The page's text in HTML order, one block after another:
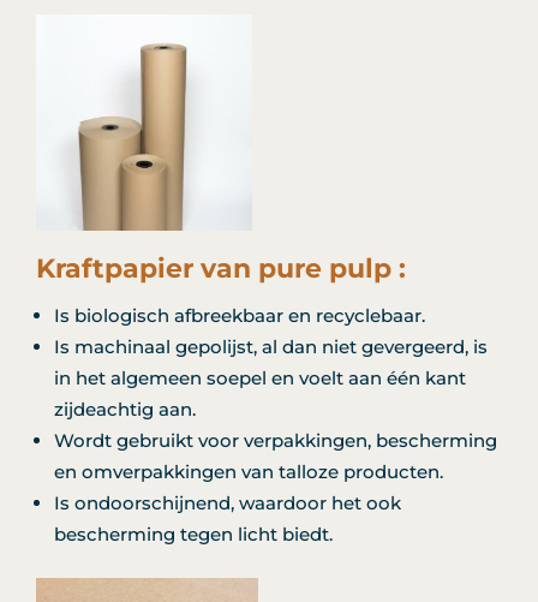
Kraftpapier van pure pulp :
Is biologisch afbreekbaar en recyclebaar.
Is machinaal gepolijst, al dan niet gevergeerd, is
in het algemeen soepel en voelt aan één kant
zijdeachtig aan.
Wordt gebruikt voor verpakkingen, bescherming
en omverpakkingen van talloze producten.
Is ondoorschijnend, waardoor het ook
bescherming tegen licht biedt.